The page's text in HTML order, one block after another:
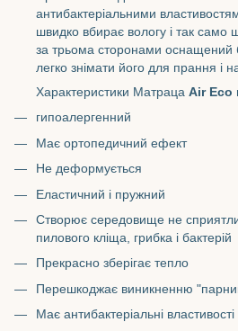
антибактеріальними
швидко вбирає вологу і так само
за трьома сторонами оснащений
легко знімати його для прання і
Характеристики Матраца Air Eco
гипоалергенний
Має ортопедичний ефект
Не деформується
Еластичний і пружний
Створює середовище не
пилового кліща, грибка і бактерій
Прекрасно зберігає тепло
Перешкоджає виникненню
Має антибактеріальні властивості